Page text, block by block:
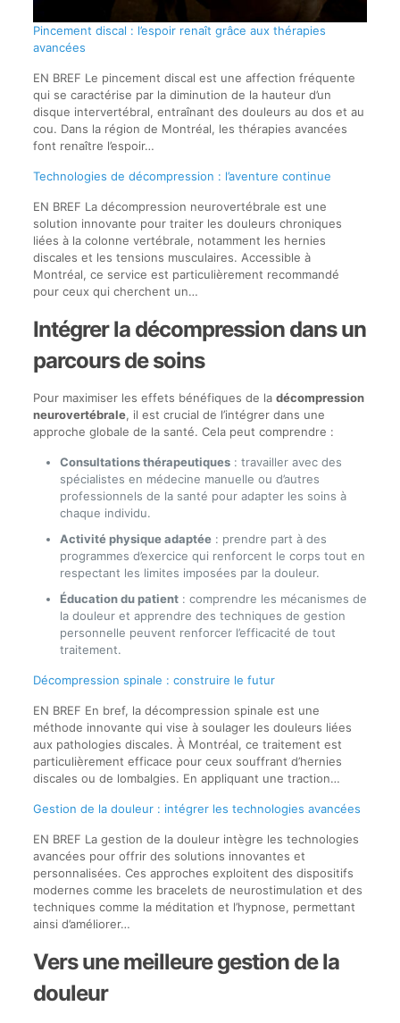
Pincement discal : l’espoir renaît grâce aux thérapies
avancées
EN BREF Le pincement discal est une affection fréquente
qui se caractérise par la diminution de la hauteur d’un
disque intervertébral, entraînant des douleurs au dos et au
cou. Dans la région de Montréal, les thérapies avancées
font renaître l’espoir…
Technologies de décompression : l’aventure continue
EN BREF La décompression neurovertébrale est une
solution innovante pour traiter les douleurs chroniques
liées à la colonne vertébrale, notamment les hernies
discales et les tensions musculaires. Accessible à
Montréal, ce service est particulièrement recommandé
pour ceux qui cherchent un…
Intégrer la décompression dans un
parcours de soins
Pour maximiser les effets bénéfiques de la décompression
neurovertébrale, il est crucial de l’intégrer dans une
approche globale de la santé. Cela peut comprendre :
Consultations thérapeutiques: travailler avec des
spécialistes en médecine manuelle ou d’autres
professionnels de la santé pour adapter les soins à
chaque individu.
Activité physique adaptée: prendre part à des
programmes d’exercice qui renforcent le corps tout en
respectant les limites imposées par la douleur.
Éducation du patient: comprendre les mécanismes de
la douleur et apprendre des techniques de gestion
personnelle peuvent renforcer l’efficacité de tout
traitement.
Décompression spinale : construire le futur
EN BREF En bref, la décompression spinale est une
méthode innovante qui vise à soulager les douleurs liées
aux pathologies discales. À Montréal, ce traitement est
particulièrement efficace pour ceux souffrant d’hernies
discales ou de lombalgies. En appliquant une traction…
Gestion de la douleur : intégrer les technologies avancées
EN BREF La gestion de la douleur intègre les technologies
avancées pour offrir des solutions innovantes et
personnalisées. Ces approches exploitent des dispositifs
modernes comme les bracelets de neurostimulation et des
techniques comme la méditation et l’hypnose, permettant
ainsi d’améliorer…
Vers une meilleure gestion de la
douleur